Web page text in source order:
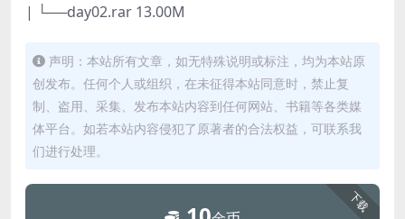
| └──day02.rar 13.00M
声明：本站所有文章，如无特殊说明或标注，均为本站原
创发布。任何个人或组织，在未征得本站同意时，禁止复
制、盗用、采集、发布本站内容到任何网站、书籍等各类媒
体平台。如若本站内容侵犯了原著者的合法权益，可联系我
们进行处理。
下载